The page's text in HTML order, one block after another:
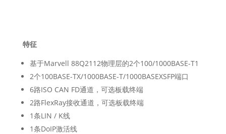
特征
基于Marvell 88Q2112物理层的2个100/1000BASE-T1
2个100BASE-TX/1000BASE-T/1000BASEXSFP端口
6路ISO CAN FD通道，可选板载终端
2路FlexRay接收通道，可选板载终端
1条LIN / K线
1条DoIP激活线